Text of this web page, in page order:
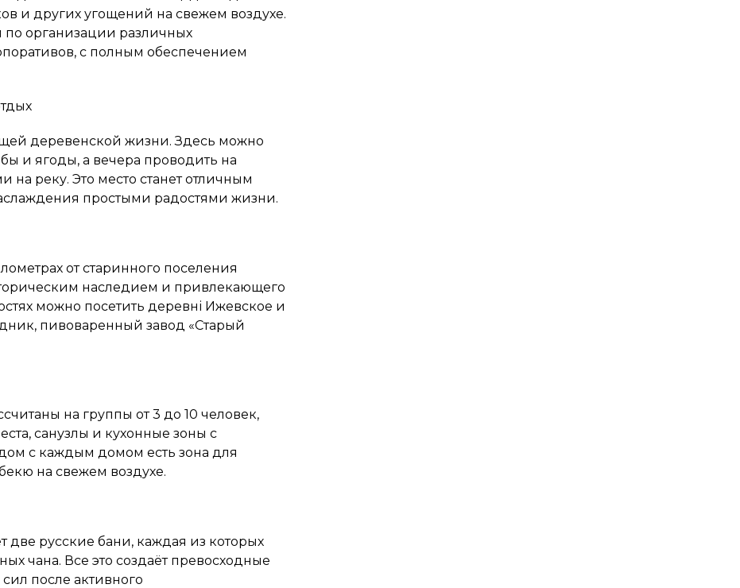
и других угощений на свежем воздухе.
по организации различных
с полным обеспечением
деревенской жизни. Здесь можно
и ягоды, а вечера проводить на
реку. Это место станет отличным
простыми радостями жизни.
от старинного поселения
наследием и привлекающего
можно посетить деревні Ижевское и
пивоваренный завод «Старый
на группы от 3 до 10 человек,
санузлы и кухонные зоны с
с каждым домом есть зона для
на свежем воздухе.
русские бани, каждая из которых
чана. Все это создаёт превосходные
после активного